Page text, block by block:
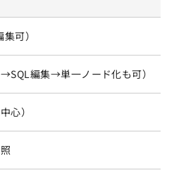
可）
編集→単一ノード化も可）
心）